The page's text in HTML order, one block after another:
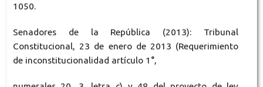
1050.
Senadores de la República (2013): Tribunal
Constitucional, 23 de enero de 2013 (Requerimiento
de inconstitucionalidad artículo 1°,